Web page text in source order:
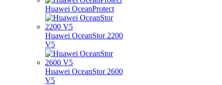
Huawei OceanProtect
Huawei OceanStor 2200
V5
Huawei OceanStor 2600
V5